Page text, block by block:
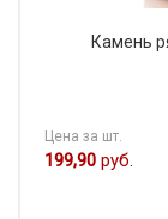
Камень
Цена за шт.
199,90 руб.